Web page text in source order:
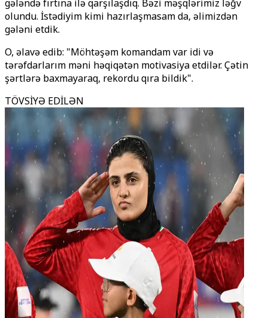
gələndə fırtına ilə qarşılaşdıq. Bəzi məşqlərimiz ləğv
olundu. İstədiyim kimi hazırlaşmasam da, əlimizdən
gələni etdik.
O, əlavə edib: "Möhtəşəm komandam var idi və
tərəfdarlarım məni həqiqətən motivasiya etdilər. Çətin
şərtlərə baxmayaraq, rekordu qıra bildik".
TÖVSİYƏ EDİLƏN